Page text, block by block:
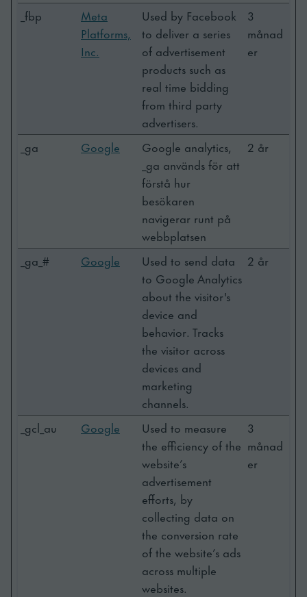
_fbp
Meta
Platforms,
Inc.
Used by Facebook
to deliver a series
of advertisement
products such as
real time bidding
from third party
advertisers.
3
månad
er
_ga Google
Google analytics,
_ga används för att
förstå hur
besökaren
navigerar runt på
webbplatsen
2 år
_ga_# Google
Used to send data
to Google Analytics
about the visitor's
device and
behavior. Tracks
the visitor across
devices and
marketing
channels.
2 år
_gcl_au Google
Used to measure
the efficiency of the
website’s
advertisement
efforts, by
collecting data on
the conversion rate
of the website’s ads
across multiple
websites.
3
månad
er